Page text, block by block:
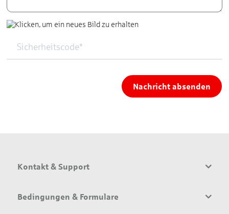
Nachricht absenden
Kontakt & Support
Bedingungen & Formulare